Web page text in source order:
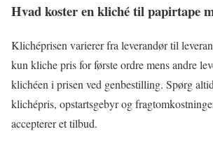
Hvad koster en kliché til papirtape
Klichéprisen varierer fra leverandør til
kun kliche pris for første ordre mens andre
klichéen i prisen ved genbestilling. Spørg
klichépris, opstartsgebyr og
accepterer et tilbud.